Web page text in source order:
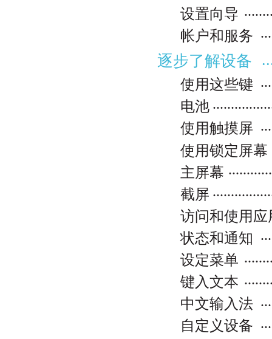
设置向导
帐户和服务
逐步了解设备
使用这些键
电池
使用触摸屏
使用锁定屏幕
主屏幕
截屏
访问和使用应
状态和通知
设定菜单
键入文本
中文输入法
自定义设备